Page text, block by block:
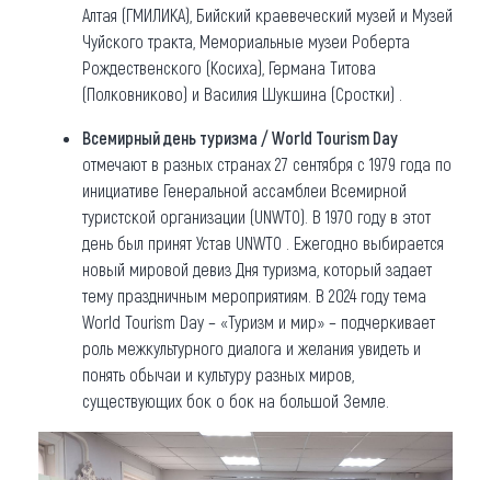
Алтая (ГМИЛИКА), Бийский краевеческий музей и Музей
Чуйского тракта, Мемориальные музеи Роберта
Рождественского (Косиха), Германа Титова
(Полковниково) и Василия Шукшина (Сростки) .
Всемирный день туризма / World Tourism Day
отмечают в разных странах 27 сентября с 1979 года по
инициативе Генеральной ассамблеи Всемирной
туристской организации (UNWTO). В 1970 году в этот
день был принят Устав UNWTO . Ежегодно выбирается
новый мировой девиз Дня туризма, который задает
тему праздничным мероприятиям. В 2024 году тема
World Tourism Day – «Туризм и мир» – подчеркивает
роль межкультурного диалога и желания увидеть и
понять обычаи и культуру разных миров,
существующих бок о бок на большой Земле.